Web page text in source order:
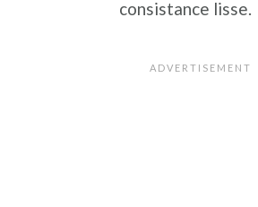
consistance lisse.